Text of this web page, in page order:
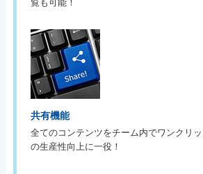
覧も可能！
共有機能
全てのコンテンツをチーム内でワンクリ
の生産性向上に一役！